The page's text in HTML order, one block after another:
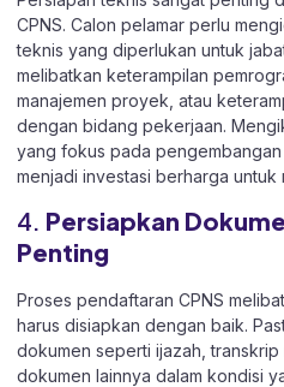
CPNS. Calon pelamar perlu
teknis yang diperlukan untuk
melibatkan keterampilan
manajemen proyek, atau
dengan bidang pekerjaan.
yang fokus pada
menjadi investasi berharga untuk
4. Persiapkan
Penting
Proses pendaftaran CPNS
harus disiapkan dengan baik.
dokumen seperti ijazah,
dokumen lainnya dalam kondisi